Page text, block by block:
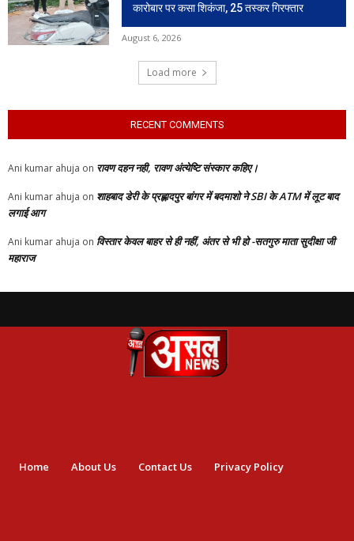
कारोबार पर कसा शिकंजा, 25 तस्कर गिरफ्तार
August 6, 2026
Load more
RECENT COMMENTS
Ani kumar ahuja on रावण दहन नही, रावण अंत्येष्टि संस्कार कहिए।
Ani kumar ahuja on शाहबाद डेरी के प्रह्लादपुर बांगर में बदमाशो ने SBI के ATM में लूट बाद
लगाई आग
Ani kumar ahuja on विस्तार केवल बाहर से ही नहीं, अंतर से भी हो -सतगुरु माता सुदीक्षा जी
महाराज
Home About Us Contact Us Privacy Policy